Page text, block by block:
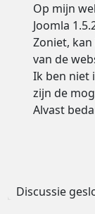
Op mijn
Joomla
Zoniet,
van de
Ik ben niet
zijn de
Alvast
Discussie